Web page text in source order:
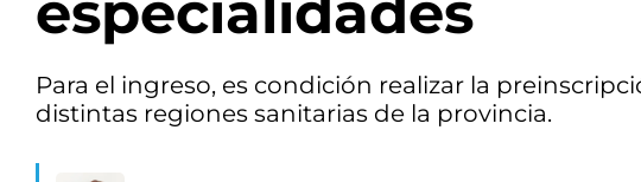
Para el ingreso, es condición realizar la
distintas regiones sanitarias de la provincia.